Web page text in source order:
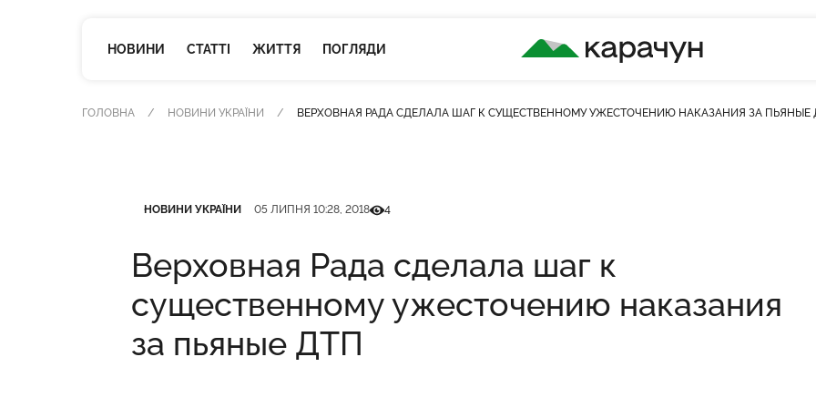
НОВИНИ СТАТТІ ЖИТТЯ ПОГЛЯДИ
КАРАЧУН
ГОЛОВНА НОВИНИ УКРАЇНИ ВЕРХОВНАЯ РАДА СДЕЛАЛА ШАГ К СУЩЕСТВЕННОМУ УЖЕСТОЧЕНИЮ НАКАЗАНИЯ ЗА ПЬЯНЫЕ
НОВИНИ УКРАЇНИ 05 ЛИПНЯ 10:28, 2018Кількість переглядів
4
Верховная Рада сделала шаг к
существенному ужесточению наказания
за пьяные ДТП